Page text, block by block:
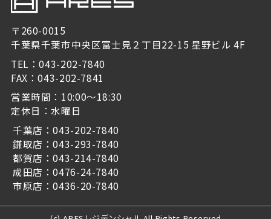
〒260-0015
千葉県千葉市中央区富士見２丁目22-15 星野ビル 4F
TEL：043-202-7840
FAX：043-202-7841
営業時間：10:00～18:30
定休日：水曜日
千葉店：043-202-7840
鎌取店：043-293-7840
都賀店：043-214-7840
成田店：0476-24-7840
市原店：0436-20-7840